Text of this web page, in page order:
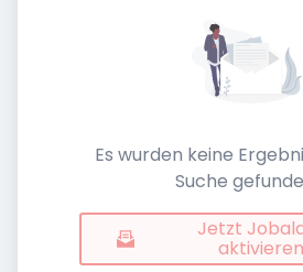
Es wurden keine
Suche
Jetzt